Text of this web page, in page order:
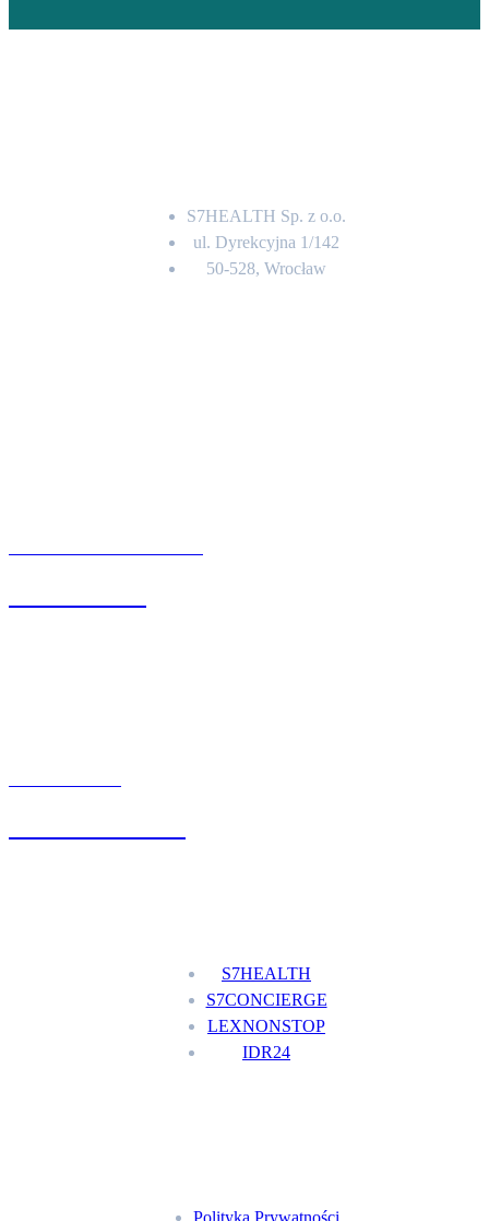
S7HEALTH Sp. z o.o.
ul. Dyrekcyjna 1/142
50-528, Wrocław
S7HEALTH
S7CONCIERGE
LEXNONSTOP
IDR24
Polityka Prywatności